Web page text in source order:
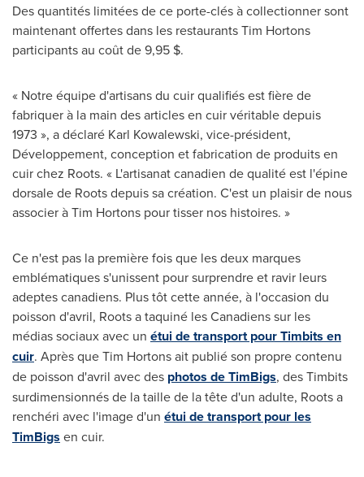
Des quantités limitées de ce porte-clés à collectionner sont
maintenant offertes dans les restaurants Tim Hortons
participants au coût de 9,95 $.
« Notre équipe d'artisans du cuir qualifiés est fière de
fabriquer à la main des articles en cuir véritable depuis
1973 », a déclaré Karl Kowalewski, vice-président,
Développement, conception et fabrication de produits en
cuir chez Roots. « L'artisanat canadien de qualité est l'épine
dorsale de Roots depuis sa création. C'est un plaisir de nous
associer à Tim Hortons pour tisser nos histoires. »
Ce n'est pas la première fois que les deux marques
emblématiques s'unissent pour surprendre et ravir leurs
adeptes canadiens. Plus tôt cette année, à l'occasion du
poisson d'avril, Roots a taquiné les Canadiens sur les
médias sociaux avec un étui de transport pour Timbits en
cuir. Après queTim Hortonsait publié son propre contenu
de poisson d'avril avec des photos de TimBigs, des Timbits
surdimensionnés de la taille de la tête d'un adulte, Roots a
renchéri avec l'image d'un étui de transport pour les
TimBigs en cuir.